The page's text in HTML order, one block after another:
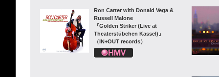
Ron Carter with Donald Vega &
Russell Malone
『Golden Striker (Live at
Theaterstübchen Kassel)』
（IN+OUT records）